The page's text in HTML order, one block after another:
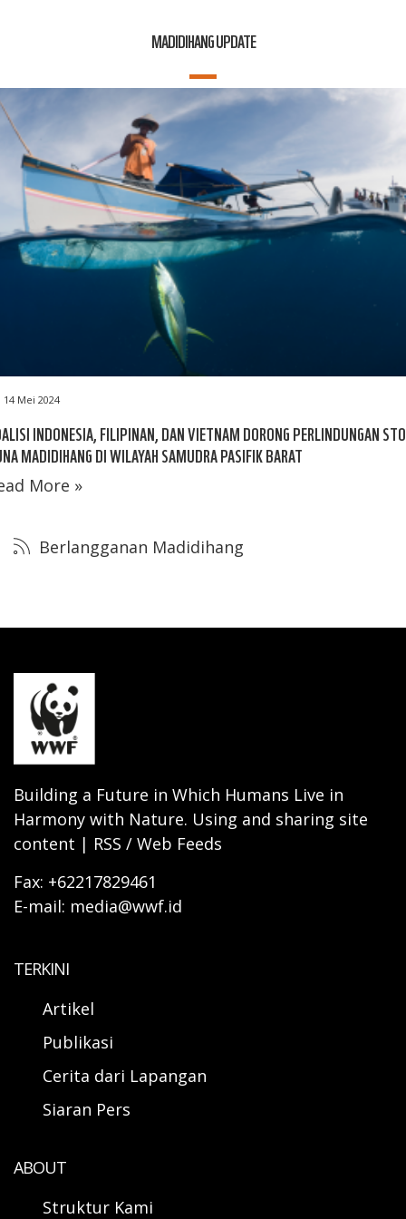
MADIDIHANG UPDATE
14 Mei 2024
INDONESIA, FILIPINAN, DAN VIETNAM DORONG PERLINDUNGAN
MADIDIHANG DI WILAYAH SAMUDRA PASIFIK BARAT
More »
Berlangganan Madidihang
Building a Future in Which Humans Live in
Harmony with Nature. Using and sharing site
content | RSS / Web Feeds
Fax: +62217829461
E-mail: media@wwf.id
TERKINI
Artikel
Publikasi
Cerita dari Lapangan
Siaran Pers
ABOUT
Struktur Kami